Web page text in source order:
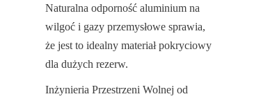
Naturalna odporność aluminium na
wilgoć i gazy przemysłowe sprawia,
że jest to idealny materiał pokryciowy
dla dużych rezerw.
Inżynieria Przestrzeni Wolnej od